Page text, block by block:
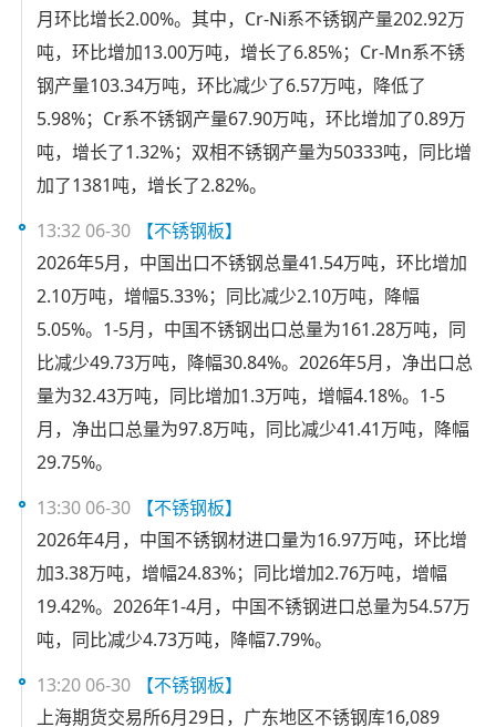
月环比增长2.00%。其中，Cr-Ni系不锈钢产量202.92万
吨，环比增加13.00万吨，增长了6.85%；Cr-Mn系不锈
钢产量103.34万吨，环比减少了6.57万吨，降低了
5.98%；Cr系不锈钢产量67.90万吨，环比增加了0.89万
吨，增长了1.32%；双相不锈钢产量为50333吨，同比增
加了1381吨，增长了2.82%。
13:32 06-30
【不锈钢板】
2026年5月，中国出口不锈钢总量41.54万吨，环比增加
2.10万吨，增幅5.33%；同比减少2.10万吨，降幅
5.05%。1-5月，中国不锈钢出口总量为161.28万吨，同
比减少49.73万吨，降幅30.84%。2026年5月，净出口总
量为32.43万吨，同比增加1.3万吨，增幅4.18%。1-5
月，净出口总量为97.8万吨，同比减少41.41万吨，降幅
29.75%。
13:30 06-30
【不锈钢板】
2026年4月，中国不锈钢材进口量为16.97万吨，环比增
加3.38万吨，增幅24.83%；同比增加2.76万吨，增幅
19.42%。2026年1-4月，中国不锈钢进口总量为54.57万
吨，同比减少4.73万吨，降幅7.79%。
13:20 06-30
【不锈钢板】
上海期货交易所6月29日，广东地区不锈钢库16,089